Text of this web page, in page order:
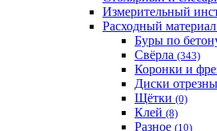
Измерительный
Расходный материал
Буры по
Свёрла (343)
Коронки и
Диски
Щётки (0)
Клей (8)
Разное (10)